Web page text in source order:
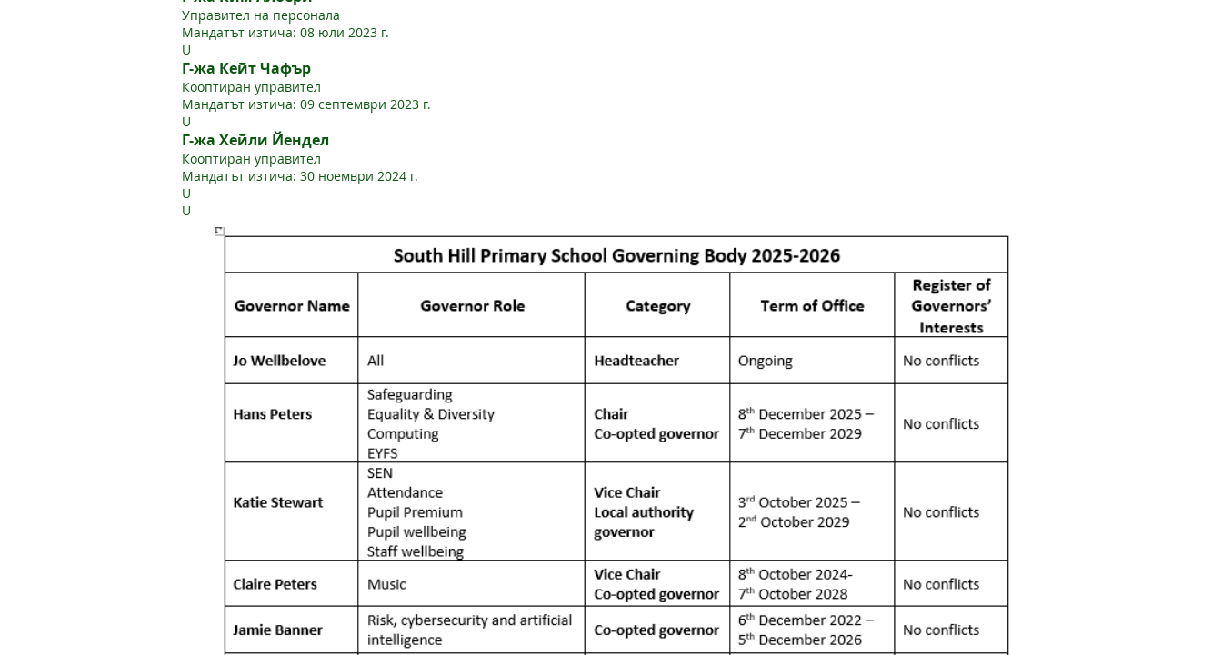
Управител на персонала
Мандатът изтича: 08 юли 2023 г.
U
Г-жа Кейт Чафър
Кооптиран управител
Мандатът изтича: 09 септември 2023 г.
U
Г-жа Хейли Йендел
Кооптиран управител
Мандатът изтича: 30 ноември 2024 г.
U
U